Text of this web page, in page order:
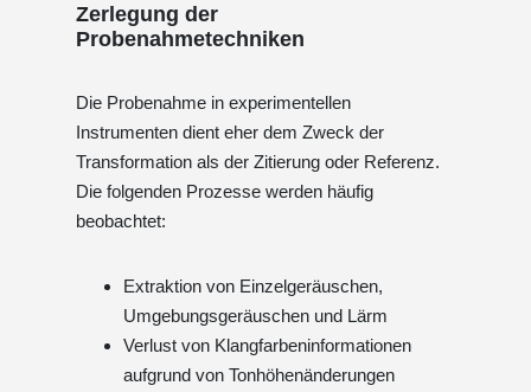
Zerlegung der
Probenahmetechniken
Die Probenahme in experimentellen
Instrumenten dient eher dem Zweck der
Transformation als der Zitierung oder Referenz.
Die folgenden Prozesse werden häufig
beobachtet:
Extraktion von Einzelgeräuschen,
Umgebungsgeräuschen und Lärm
Verlust von Klangfarbeninformationen
aufgrund von Tonhöhenänderungen